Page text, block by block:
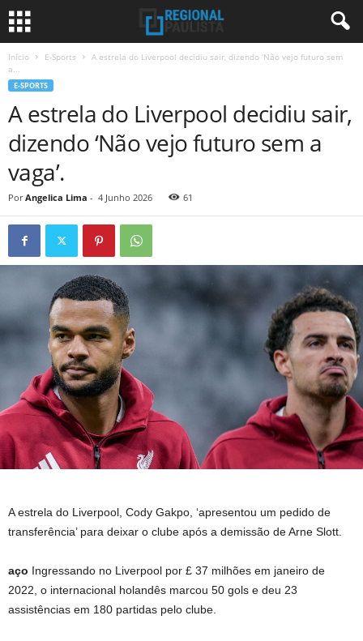
Início E-Sports
A estrela do Liverpool decidiu sair, dizendo ‘Não vejo futuro sem
a...
E-SPORTS
A estrela do Liverpool decidiu sair,
dizendo ‘Não vejo futuro sem a
vaga’.
Por Angelica Lima - 4 Junho 2026 61
A estrela do Liverpool, Cody Gakpo, ‘apresentou um pedido de
transferência’ para deixar o clube após a demissão de Arne Slott.
aço Ingressando no Liverpool por £ 37 milhões em janeiro de
2022, o internacional holandês marcou 50 gols e deu 23
assistências em 180 partidas pelo clube.